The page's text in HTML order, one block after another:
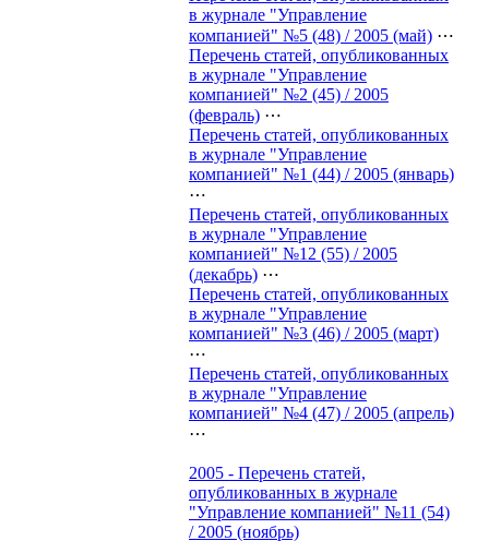
в журнале "Управление
компанией" №5 (48) / 2005 (май) ⋯
Перечень статей, опубликованных
в журнале "Управление
компанией" №2 (45) / 2005
(февраль) ⋯
Перечень статей, опубликованных
в журнале "Управление
компанией" №1 (44) / 2005 (январь)
⋯
Перечень статей, опубликованных
в журнале "Управление
компанией" №12 (55) / 2005
(декабрь) ⋯
Перечень статей, опубликованных
в журнале "Управление
компанией" №3 (46) / 2005 (март)
⋯
Перечень статей, опубликованных
в журнале "Управление
компанией" №4 (47) / 2005 (апрель)
⋯
2005 - Перечень статей,
опубликованных в журнале
"Управление компанией" №11 (54)
/ 2005 (ноябрь)